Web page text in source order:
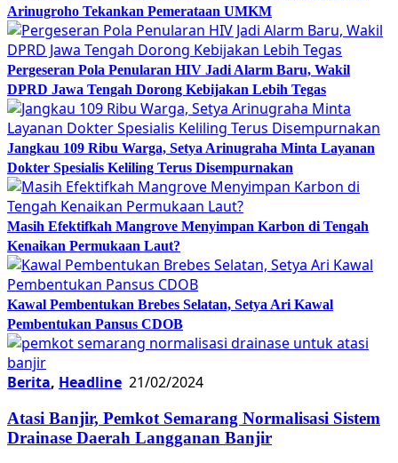
Arinugroho Tekankan Pemerataan UMKM
Pergeseran Pola Penularan HIV Jadi Alarm Baru, Wakil
DPRD Jawa Tengah Dorong Kebijakan Lebih Tegas
Jangkau 109 Ribu Warga, Setya Arinugraha Minta Layanan
Dokter Spesialis Keliling Terus Disempurnakan
Masih Efektifkah Mangrove Menyimpan Karbon di Tengah
Kenaikan Permukaan Laut?
Kawal Pembentukan Brebes Selatan, Setya Ari Kawal
Pembentukan Pansus CDOB
Berita, Headline 21/02/2024
Atasi Banjir, Pemkot Semarang Normalisasi Sistem
Drainase Daerah Langganan Banjir